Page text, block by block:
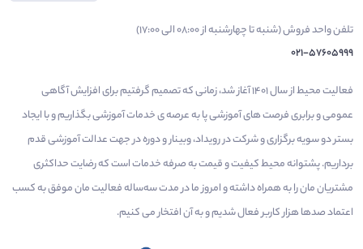
تلفن واحد فروش (شنبه تا چهارشنبه از 08:00 الی 17:00)
021-57605999
فعالیت محیط از سال 1401 آغاز شد، زمانی که تصمیم گرفتیم برای افزایش آگاهی
عمومی و برابری فرصت های آموزشی پا به عرصه ی خدمات آموزشی بگذاریم و با ایجاد
بستر دو سویه برگزاری و شرکت در رویداد، وبینار و دوره در جهت عدالت آموزشی قدم
برداریم. پشتوانه محیط کیفیت و قیمت به صرفه خدمات است که رضایت حداکثری
مشتریان مان را به همراه داشته و امروز ما در مدت سه‌ساله فعالیت مان موفق به کسب
اعتماد صدها هزار کاربر فعال شدیم و به آن افتخار می‌ کنیم.